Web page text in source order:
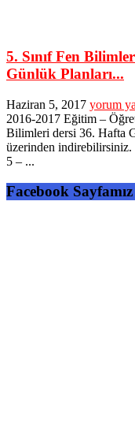
5. Sınıf Fen
Günlük Planları...
Haziran 5, 2017 yorum
2016-2017 Eğitim –
Bilimleri dersi 36. Hafta
üzerinden indirebilirsiniz.
5 – ...
Facebook Sayfamız